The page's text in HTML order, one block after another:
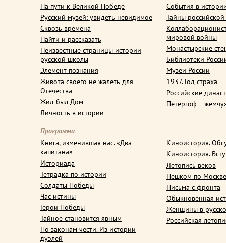
На пути к Великой Победе
Русский музей: увидеть невидимое
Сквозь времена
Найти и рассказать
Неизвестные страницы истории
русской школы
Элемент познания
Живота своего не жалеть для
Отечества
Жил-был Дом
Личность в истории
События в
Тайны
мировой войны
Монастырские
Библиотеки
Музеи России
1937. Год страха
Российские
Петергоф –
Программа
Книга, изменившая нас. «Два
капитана»
Историада
Тетрадка по истории
Солдаты Победы
Час истины
Герои Победы
Тайное становится явным
По законам чести. Из истории
дуэлей
Киноистория.
Киноистория.
Летопись веков
Пешком по Москве
Письма с фронта
Обыкновенная
Женщины в
Российская